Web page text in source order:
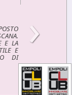
E LA
E
DI
›